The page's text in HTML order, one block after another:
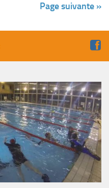
Page suivante »